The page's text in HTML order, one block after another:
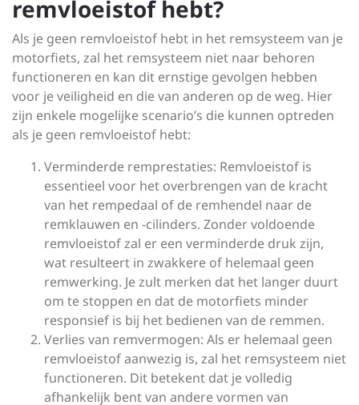
remvloeistof hebt?
Als je geen remvloeistof hebt in het remsysteem van je
motorfiets, zal het remsysteem niet naar behoren
functioneren en kan dit ernstige gevolgen hebben
voor je veiligheid en die van anderen op de weg. Hier
zijn enkele mogelijke scenario’s die kunnen optreden
als je geen remvloeistof hebt:
Verminderde remprestaties: Remvloeistof is
essentieel voor het overbrengen van de kracht
van het rempedaal of de remhendel naar de
remklauwen en -cilinders. Zonder voldoende
remvloeistof zal er een verminderde druk zijn,
wat resulteert in zwakkere of helemaal geen
remwerking. Je zult merken dat het langer duurt
om te stoppen en dat de motorfiets minder
responsief is bij het bedienen van de remmen.
Verlies van remvermogen: Als er helemaal geen
remvloeistof aanwezig is, zal het remsysteem niet
functioneren. Dit betekent dat je volledig
afhankelijk bent van andere vormen van